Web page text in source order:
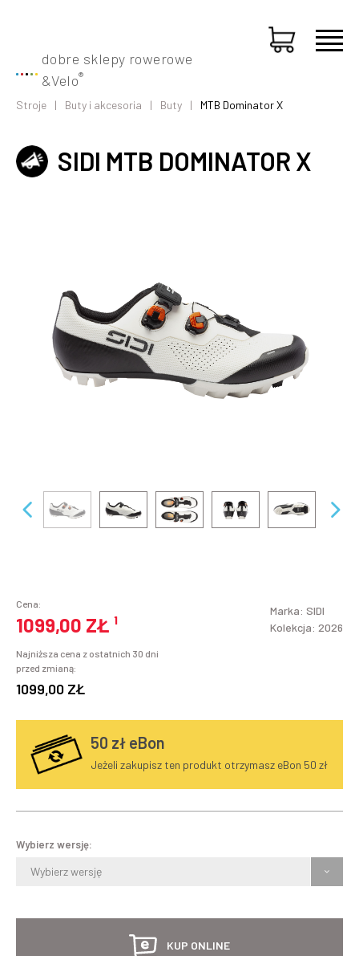
dobre sklepy rowerowe
&Velo®
Stroje Buty i akcesoria Buty MTB Dominator X
SIDI MTB DOMINATOR X
Cena:
1099,00 ZŁ ¹
Najniższa cena z ostatnich 30 dni
przed zmianą:
1099,00 ZŁ
Marka: SIDI
Kolekcja: 2026
50 zł eBon
Jeżeli zakupisz ten produkt otrzymasz eBon 50 zł
Wybierz wersję:
Wybierz wersję
KUP ONLINE